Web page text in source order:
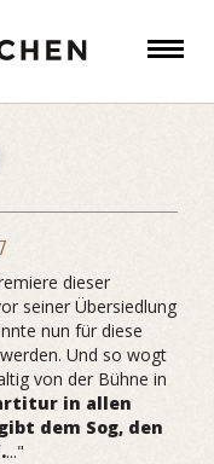
dieser
seiner Übersiedlung
nun für diese
Und so wogt
von der Bühne in
in allen
dem Sog, den
..."